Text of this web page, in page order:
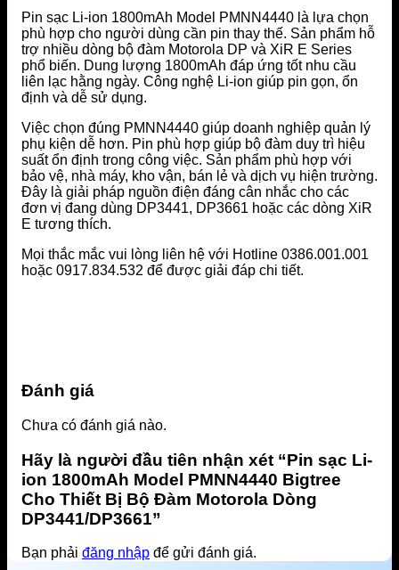
Pin sạc Li-ion 1800mAh Model PMNN4440 là lựa chọn
phù hợp cho người dùng cần pin thay thế. Sản phẩm hỗ
trợ nhiều dòng bộ đàm Motorola DP và XiR E Series
phổ biến. Dung lượng 1800mAh đáp ứng tốt nhu cầu
liên lạc hằng ngày. Công nghệ Li-ion giúp pin gọn, ổn
định và dễ sử dụng.
Việc chọn đúng PMNN4440 giúp doanh nghiệp quản lý
phụ kiện dễ hơn. Pin phù hợp giúp bộ đàm duy trì hiệu
suất ổn định trong công việc. Sản phẩm phù hợp với
bảo vệ, nhà máy, kho vận, bán lẻ và dịch vụ hiện trường.
Đây là giải pháp nguồn điện đáng cân nhắc cho các
đơn vị đang dùng DP3441, DP3661 hoặc các dòng XiR
E tương thích.
Mọi thắc mắc vui lòng liên hệ với Hotline 0386.001.001
hoặc 0917.834.532 để được giải đáp chi tiết.
Đánh giá
Chưa có đánh giá nào.
Hãy là người đầu tiên nhận xét “Pin sạc Li-
ion 1800mAh Model PMNN4440 Bigtree
Cho Thiết Bị Bộ Đàm Motorola Dòng
DP3441/DP3661”
Bạn phải đăng nhập để gửi đánh giá.